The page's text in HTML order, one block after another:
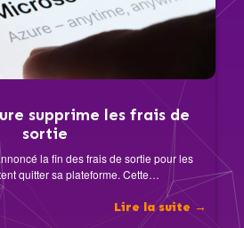
supprime les frais de
sortie
la fin des frais de sortie pour les
quitter sa plateforme. Cette…
Lire la suite →